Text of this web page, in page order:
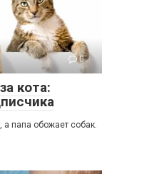
0
кота:
папа обожает собак.